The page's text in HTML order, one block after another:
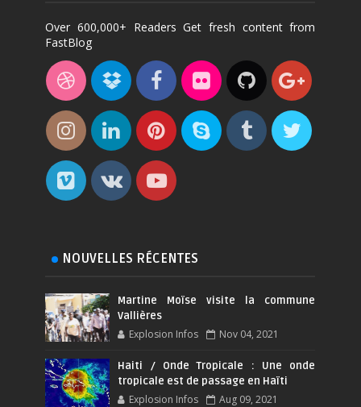
Over 600,000+ Readers Get fresh content from
FastBlog
NOUVELLES RÉCENTES
Martine Moïse visite la commune
Vallières
Explosion Infos Nov 04, 2021
Haiti / Onde Tropicale : Une onde
tropicale est de passage en Haïti
Explosion Infos Aug 09, 2021